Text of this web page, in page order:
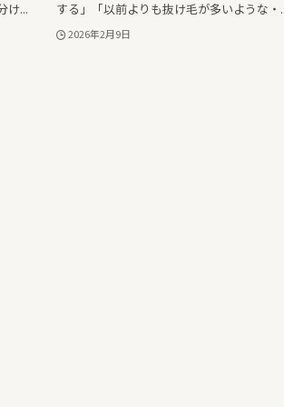
け...
する」「以前よりも抜け毛が多いような・
2026年2月9日